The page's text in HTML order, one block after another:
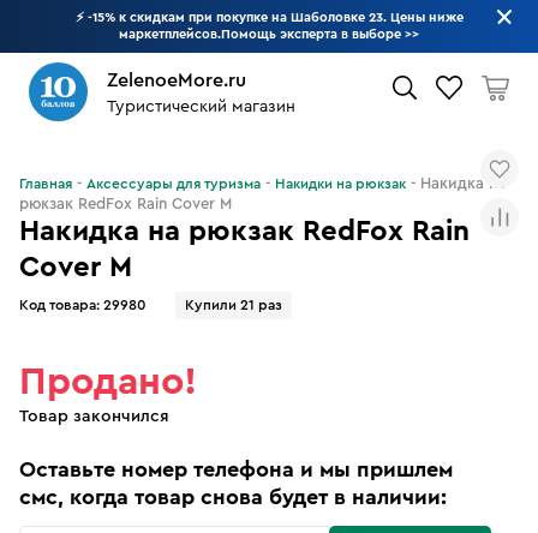
⚡ -15% к скидкам при покупке на Шаболовке 23. Цены ниже
маркетплейсов.Помощь эксперта в выборе >>
ZelenoeMore.ru
Туристический магазин
Накидка на рюкзак RedFox Rain
Cover M
Код товара: 29980 Купили 21 раз
Главная Аксессуары для туризма Накидки на рюкзак
Накидка на
рюкзак RedFox Rain Cover M
Продано!
Товар закончился
Оставьте номер телефона и мы пришлем
смс, когда товар снова будет в наличии: